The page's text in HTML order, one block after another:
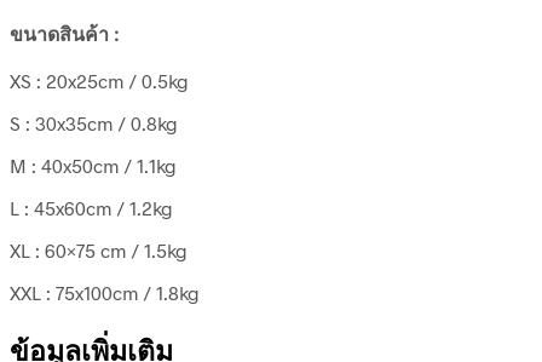
ขนาดสินค้า :
XS : 20x25cm / 0.5kg
S : 30x35cm / 0.8kg
M : 40x50cm / 1.1kg
L : 45x60cm / 1.2kg
XL : 60×75 cm / 1.5kg
XXL : 75x100cm / 1.8kg
ข้อมูลเพิ่มเติม